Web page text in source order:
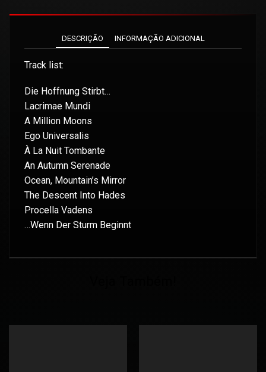
DESCRIÇÃO INFORMAÇÃO ADICIONAL
Track list:
Die Hoffnung Stirbt…
Lacrimae Mundi
A Million Moons
Ego Universalis
À La Nuit Tombante
An Autumn Serenade
Ocean, Mountain’s Mirror
The Descent Into Hades
Procella Vadens
…Wenn Der Sturm Beginnt